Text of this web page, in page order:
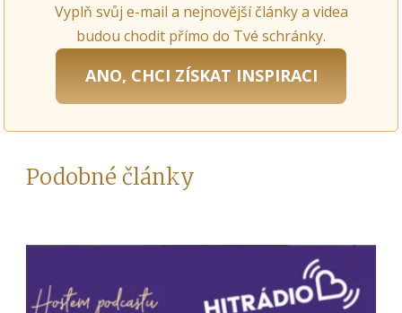
Vyplň svůj e-mail a nejnovější články a videa
budou chodit přímo do Tvé schránky.
ANO, CHCI ZÍSKAT INSPIRACI
Podobné články